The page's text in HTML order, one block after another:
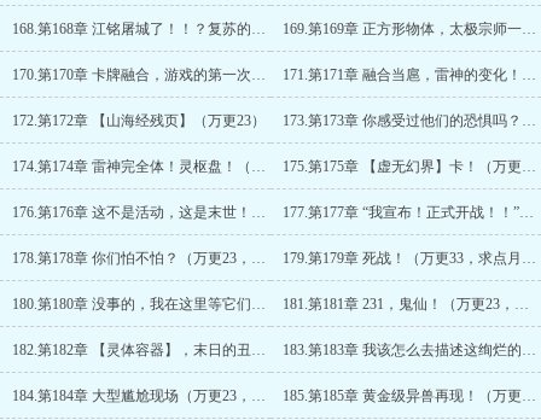
168.第168章 江铭屠城了！！？复苏的来源！！（万更13） 169.第169章 正方形物体，太极宗师一点也不太极！（万更23）
170.第170章 卡牌融合，游戏的第一次正式活动！（万更33） 171.第171章 融合当扈，雷神的变化！（万更13）
172.第172章 【山海经残页】（万更23） 173.第173章 你感受过他们的恐惧吗？（万更33）
174.第174章 雷神完全体！灵枢盘！（万更13，求月票！） 175.第175章 【虚无幻界】卡！（万更23，求月票呀）
176.第176章 这不是活动，这是末世！（万更33，求月票！！） 177.第177章 “我宣布！正式开战！！”（必读！万更13，求点月票呀）
178.第178章 你们怕不怕？（万更23，求点月票呀） 179.第179章 死战！（万更33，求点月票）
180.第180章 没事的，我在这里等它们（万更13，求点月票呀） 181.第181章 231，鬼仙！（万更23，求点月票呀）
182.第182章 【灵体容器】，末日的丑陋！（万更33，求点月票呀！） 183.第183章 我该怎么去描述这绚烂的一切（万更13，求点月票呀）
184.第184章 大型尴尬现场（万更23，求点月票呀） 185.第185章 黄金级异兽再现！（万更33，求点月票呀）